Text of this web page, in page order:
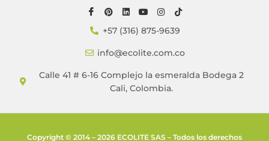
+57 (316) 875-9639
info@ecolite.com.co
Calle 41 # 6-16 Complejo la esmeralda Bodega 2
Cali, Colombia.
Copyright © 2014 – 2026 ECOLITE SAS – Todos los derechos